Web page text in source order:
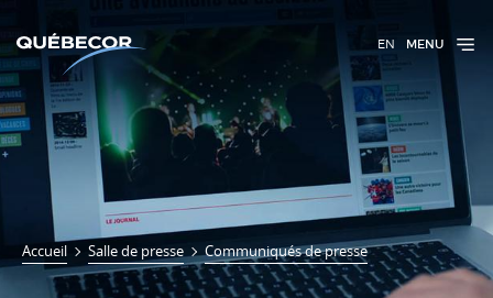
EN MENU
Accueil Salle de presse Communiqués de presse